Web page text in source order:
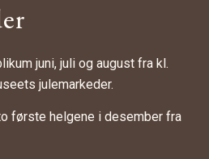
juni, juli og august fra kl.
julemarkeder.
første helgene i desember fra